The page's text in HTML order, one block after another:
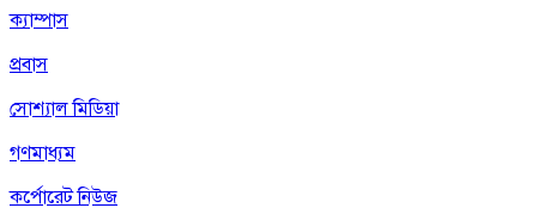
ক্যাম্পাস
প্রবাস
সোশ্যাল মিডিয়া
গণমাধ্যম
কর্পোরেট নিউজ